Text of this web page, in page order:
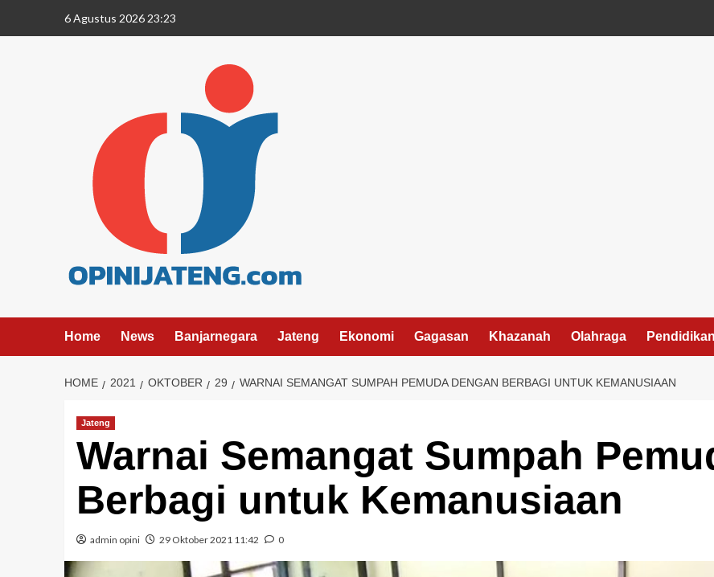
6 Agustus 2026 23:23
Home News Banjarnegara Jateng Ekonomi Gagasan Khazanah Olahraga Pendidikan
HOME 2021 OKTOBER 29 WARNAI SEMANGAT SUMPAH PEMUDA DENGAN BERBAGI UNTUK KEMANUSIAAN
Jateng
Warnai Semangat Sumpah
Berbagi untuk Kemanusiaan
admin opini 29 Oktober 2021 11:42 0